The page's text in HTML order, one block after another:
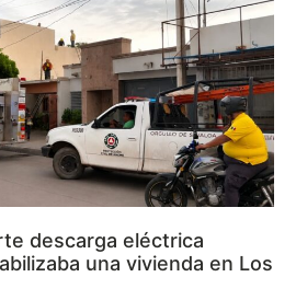
descarga eléctrica
una vivienda en Los